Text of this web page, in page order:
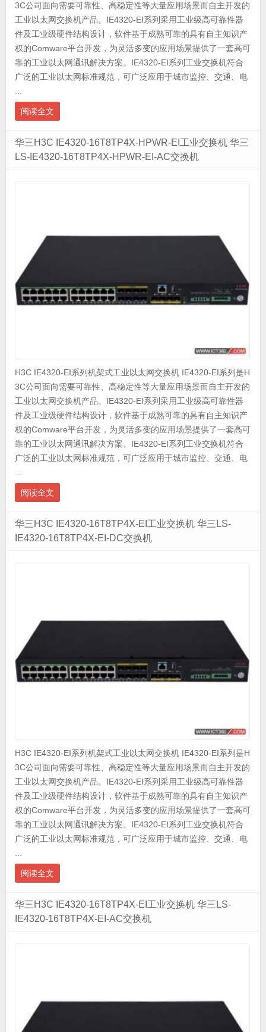
3C公司面向需要可靠性、高稳定性等大量应用场景而自主开发的
工业以太网交换机产品。IE4320-EI系列采用工业级高可靠性器
件及工业级硬件结构设计，软件基于成熟可靠的具有自主知识产
权的Comware平台开发，为灵活多变的应用场景提供了一套高可
靠的工业以太网通讯解决方案。IE4320-EI系列工业交换机符合
广泛的工业以太网标准规范，可广泛应用于城市监控、交通、电
...
阅读全文
华三H3C IE4320-16T8TP4X-HPWR-EI工业交换机 华三
LS-IE4320-16T8TP4X-HPWR-EI-AC交换机
H3C IE4320-EI系列机架式工业以太网交换机 IE4320-EI系列是H
3C公司面向需要可靠性、高稳定性等大量应用场景而自主开发的
工业以太网交换机产品。IE4320-EI系列采用工业级高可靠性器
件及工业级硬件结构设计，软件基于成熟可靠的具有自主知识产
权的Comware平台开发，为灵活多变的应用场景提供了一套高可
靠的工业以太网通讯解决方案。IE4320-EI系列工业交换机符合
广泛的工业以太网标准规范，可广泛应用于城市监控、交通、电
阅读全文
华三H3C IE4320-16T8TP4X-EI工业交换机 华三LS-
IE4320-16T8TP4X-EI-DC交换机
H3C IE4320-EI系列机架式工业以太网交换机 IE4320-EI系列是H
3C公司面向需要可靠性、高稳定性等大量应用场景而自主开发的
工业以太网交换机产品。IE4320-EI系列采用工业级高可靠性器
件及工业级硬件结构设计，软件基于成熟可靠的具有自主知识产
权的Comware平台开发，为灵活多变的应用场景提供了一套高可
靠的工业以太网通讯解决方案。IE4320-EI系列工业交换机符合
广泛的工业以太网标准规范，可广泛应用于城市监控、交通、电
阅读全文
华三H3C IE4320-16T8TP4X-EI工业交换机 华三LS-
IE4320-16T8TP4X-EI-AC交换机